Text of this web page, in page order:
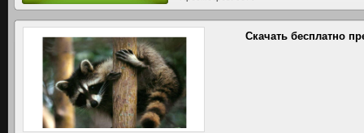
Скачать бесплатно